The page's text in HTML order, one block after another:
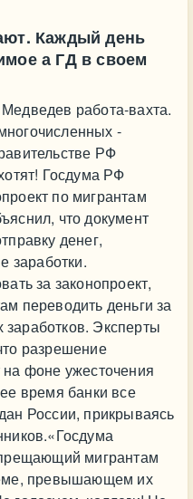
Каждый день
а ГД в своем
работа-вахта.
-
РФ
Госдума РФ
по мигрантам
что документ
денег,
за законопроект,
переводить деньги за
Эксперты
разрешение
на фоне ужесточения
время банки все
России, прикрываясь
мигрантам
превышающем их